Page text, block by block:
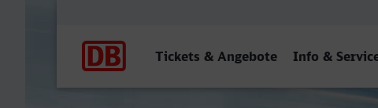
Tickets & Angebote Info &